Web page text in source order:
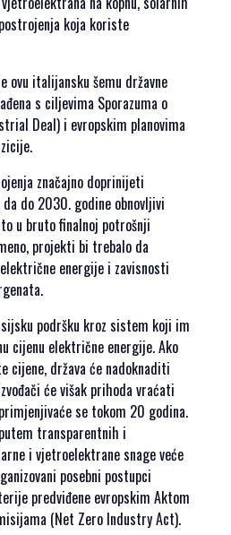
koja koriste
ovu italijansku šemu državne
s ciljevima Sporazuma o
Deal) i evropskim planovima
značajno doprinijeti
do 2030. godine obnovljivi
u bruto finalnoj potrošnji
projekti bi trebalo da
energije i zavisnosti
podršku kroz sistem koji im
cijenu električne energije. Ako
cijene, država će nadoknaditi
će višak prihoda vraćati
se tokom 20 godina.
transparentnih i
i vjetroelektrane snage veće
posebni postupci
predviđene evropskim Aktom
(Net Zero Industry Act).